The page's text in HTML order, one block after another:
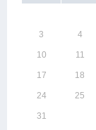
3 4
10 11
17 18
24 25
31